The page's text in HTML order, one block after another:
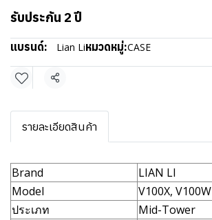
รับประกัน 2 ปี
แบรนด์: Lian Liหมวดหมู่:CASE
แชร์
รายละเอียดสินค้า
Brand
LIAN LI
Model
V100X, V100W
ประเภท
Mid-Tower